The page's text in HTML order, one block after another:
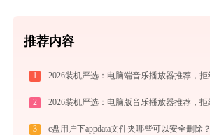
推荐内容
1
2
3 c盘用户下appdata文件夹哪些可以安全删除？